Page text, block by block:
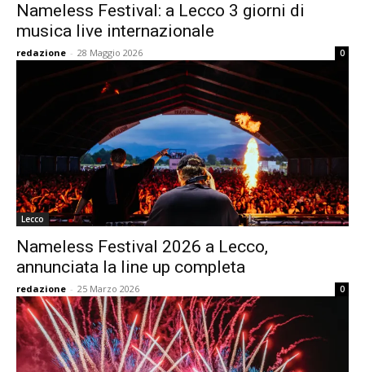
Nameless Festival: a Lecco 3 giorni di
musica live internazionale
redazione - 28 Maggio 2026 0
Lecco
Nameless Festival 2026 a Lecco,
annunciata la line up completa
redazione - 25 Marzo 2026 0